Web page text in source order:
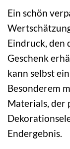
Ein schön
Eindruck, den
Geschenk
kann selbst
Besonderem
Materials, der
Endergebnis.